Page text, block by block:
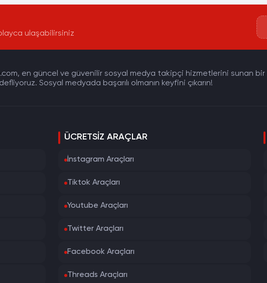
ulaşabilirsiniz
en güncel ve güvenilir sosyal medya takipçi hizmetlerini sunan bir
Sosyal medyada başarılı olmanın keyfini çıkarın!
ÜCRETSIZ ARAÇLAR
İnstagram Araçları
Tiktok Araçları
Youtube Araçları
Twitter Araçları
Facebook Araçları
Threads Araçları